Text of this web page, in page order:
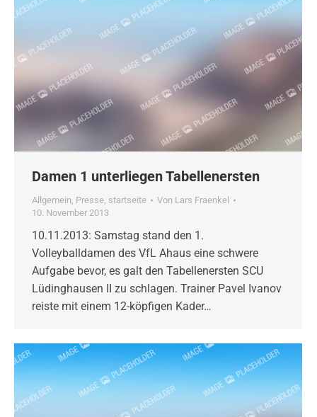
Damen 1 unterliegen Tabellenersten
Allgemein, Presse, startseite Von Lars Fraenkel
10. November 2013
10.11.2013: Samstag stand den 1.
Volleyballdamen des VfL Ahaus eine schwere
Aufgabe bevor, es galt den Tabellenersten SCU
Lüdinghausen II zu schlagen. Trainer Pavel Ivanov
reiste mit einem 12-köpfigen Kader…